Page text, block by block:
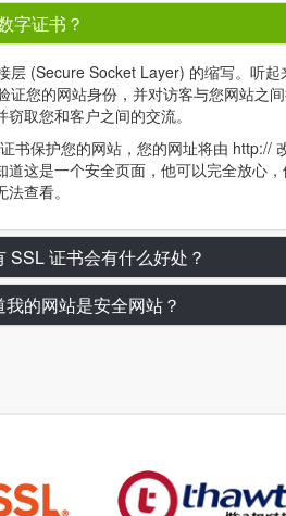
字证书？
层 (Secure Socket Layer) 的缩写。听起
证您的网站身份，并对访客与您网站之
取您和客户之间的交流。
书保护您的网站，您的网址将由 http://
道这是一个安全页面，他可以完全放心
查看。
SSL 证书会有什么好处？
的网站是安全网站？